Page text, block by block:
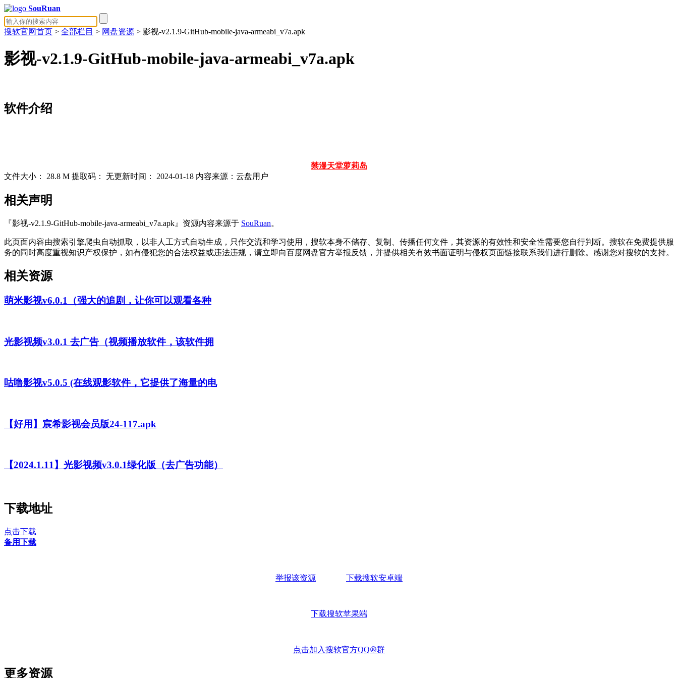
SouRuan
搜软官网首页 > 全部栏目 > 网盘资源 > 影视-v2.1.9-GitHub-mobile-java-armeabi_v7a.apk
影视-v2.1.9-GitHub-mobile-java-armeabi_v7a.apk
软件介绍
禁漫天堂萝莉岛
文件大小：
28.8 M 提取码： 无更新时间： 2024-01-18 内容来源：云盘用户
相关声明
『影视-v2.1.9-GitHub-mobile-java-armeabi_v7a.apk』资源内容来源于 SouRuan。
此页面内容由搜索引擎爬虫自动抓取，以非人工方式自动生成，只作交流和学习使用，搜软本身不储存、复制、传播任何文件，其资源的有效性和安全性需要您自行判断。搜软在免费提供服
务的同时高度重视知识产权保护，如有侵犯您的合法权益或违法违规，请立即向百度网盘官方举报反馈，并提供相关有效书面证明与侵权页面链接联系我们进行删除。感谢您对搜软的支持。
相关资源
萌米影视v6.0.1（强大的追剧，让你可以观看各种
光影视频v3.0.1 去广告（视频播放软件，该软件拥
咕噜影视v5.0.5 (在线观影软件，它提供了海量的电
【好用】宸希影视会员版24-117.apk
【2024.1.11】光影视频v3.0.1绿化版（去广告功能）
下载地址
点击下载
备用下载
举报该资源 下载搜软安卓端
下载搜软苹果端
点击加入搜软官方QQ⑩群
更多资源